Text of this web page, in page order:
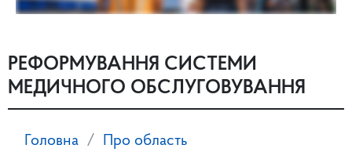
РЕФОРМУВАННЯ СИСТЕМИ
МЕДИЧНОГО ОБСЛУГОВУВАННЯ
Головна
Про область